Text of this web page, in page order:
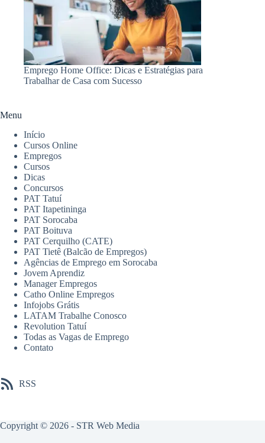
Emprego Home Office: Dicas e Estratégias para
Trabalhar de Casa com Sucesso
Menu
Início
Cursos Online
Empregos
Cursos
Dicas
Concursos
PAT Tatuí
PAT Itapetininga
PAT Sorocaba
PAT Boituva
PAT Cerquilho (CATE)
PAT Tietê (Balcão de Empregos)
Agências de Emprego em Sorocaba
Jovem Aprendiz
Manager Empregos
Catho Online Empregos
Infojobs Grátis
LATAM Trabalhe Conosco
Revolution Tatuí
Todas as Vagas de Emprego
Contato
RSS
Copyright © 2026 - STR Web Media